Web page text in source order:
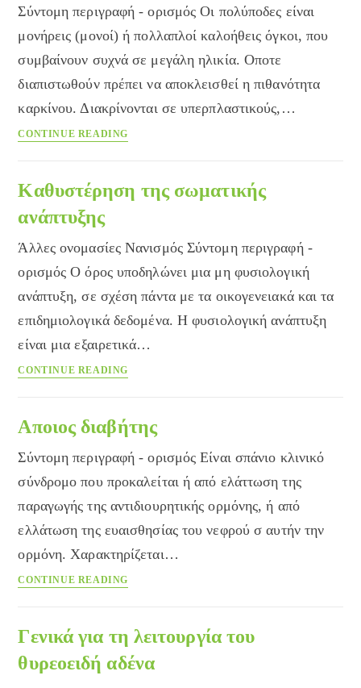
Σύντομη περιγραφή - ορισμός Οι πολύποδες είναι
μονήρεις (μονοί) ή πολλαπλοί καλοήθεις όγκοι, που
συμβαίνουν συχνά σε μεγάλη ηλικία. Οποτε
διαπιστωθούν πρέπει να αποκλεισθεί η πιθανότητα
καρκίνου. Διακρίνονται σε υπερπλαστικούς,…
CONTINUE READING
Καθυστέρηση της σωματικής
ανάπτυξης
Άλλες ονομασίες Νανισμός Σύντομη περιγραφή -
ορισμός Ο όρος υποδηλώνει μια μη φυσιολογική
ανάπτυξη, σε σχέση πάντα με τα οικογενειακά και τα
επιδημιολογικά δεδομένα. Η φυσιολογική ανάπτυξη
είναι μια εξαιρετικά…
CONTINUE READING
Αποιος διαβήτης
Σύντομη περιγραφή - ορισμός Είναι σπάνιο κλινικό
σύνδρομο που προκαλείται ή από ελάττωση της
παραγωγής της αντιδιουρητικής ορμόνης, ή από
ελλάτωση της ευαισθησίας του νεφρού σ αυτήν την
ορμόνη. Χαρακτηρίζεται…
CONTINUE READING
Γενικά για τη λειτουργία του
θυρεοειδή αδένα